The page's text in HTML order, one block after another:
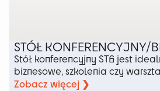
STÓŁ KONFERENCYJNY/
Stół konferencyjny ST6 jest
biznesowe, szkolenia czy
Zobacz więcej ❯